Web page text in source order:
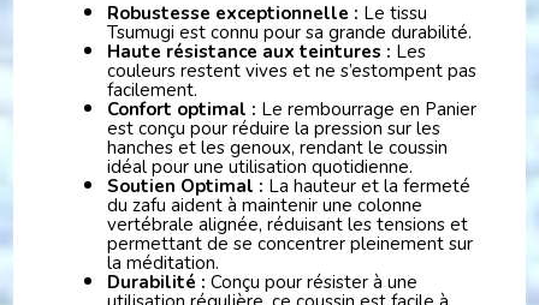
Robustesse exceptionnelle : Le tissu
Tsumugi est connu pour sa grande durabilité.
Haute résistance aux teintures : Les
couleurs restent vives et ne s’estompent pas
facilement.
Confort optimal : Le rembourrage en Panier
est conçu pour réduire la pression sur les
hanches et les genoux, rendant le coussin
idéal pour une utilisation quotidienne.
Soutien Optimal : La hauteur et la fermeté
du zafu aident à maintenir une colonne
vertébrale alignée, réduisant les tensions et
permettant de se concentrer pleinement sur
la méditation.
Durabilité : Conçu pour résister à une